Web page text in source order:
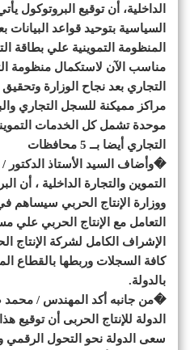
الداخلية، أن توقيع البروتوكول
‏‏السياسية بتوحيد قواعد البيانات
‏‏المنظومة التموينية علي بطاقة
‏‏مناسب الآن لاستكمال منظومة
التجاري بعد ‏‏نجاح الوزارة
موحدة تشمل كل الخدمات
التجاري أيضا بــ 5 محافظات
�وأضاف السيد ‏‏الأستاذ الدكتور
التموين والتجارة الداخلية ‏‏، أن
ووزارة الإنتاج الحربي سيساهم
التعامل مع الإنتاج الحربي
الإشراف الكامل لشركة الإنتاج
كافة السجلات وربطها بالقطاع
بالدولة.‏
�من جانبه أكد المهندس / محمد
الدولة للإنتاج الحربى أن توقيع
سعى الدولة نحو التحول الرقمي